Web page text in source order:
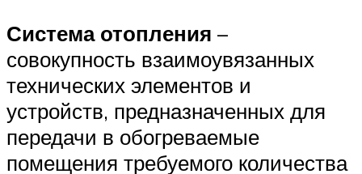
Система отопления –
совокупность взаимоувязанных
технических элементов и
устройств, предназначенных для
передачи в обогреваемые
помещения требуемого количества